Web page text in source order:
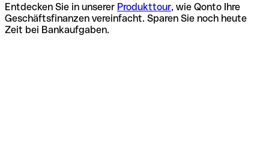
Entdecken Sie in unserer Produkttour, wie Qonto Ihre
Geschäftsfinanzen vereinfacht. Sparen Sie noch heute
Zeit bei Bankaufgaben.